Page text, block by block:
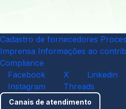
Cadastro de fornecedores
Imprensa Informações ao
Compliance
Facebook
X Linkedin
Instagram
Threads
Canais de atendimento